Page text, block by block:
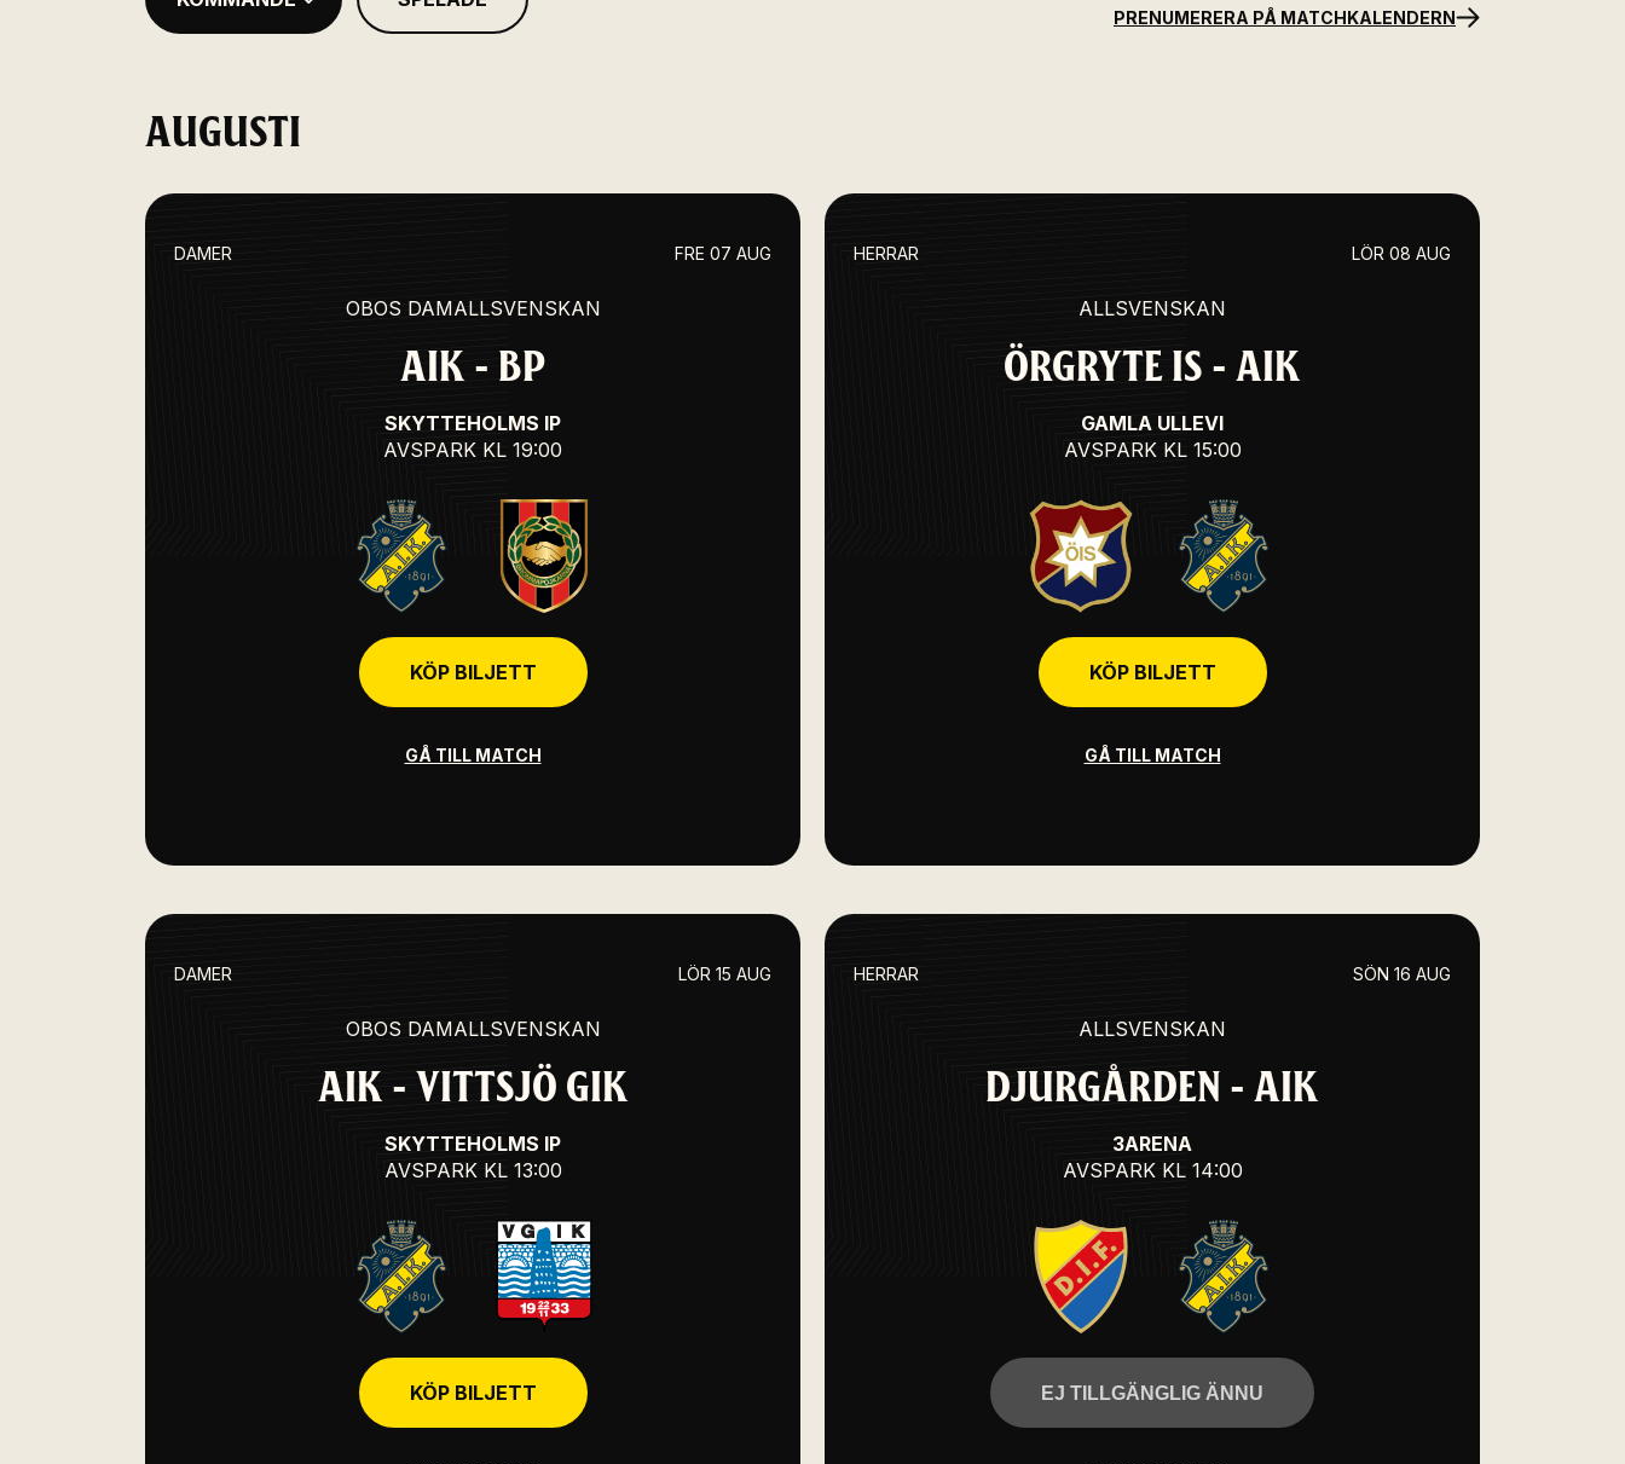
PRENUMERERA PÅ MATCHKALENDERN
AUGUSTI
DAMER FRE 07 AUG
OBOS DAMALLSVENSKAN
AIK - BP
SKYTTEHOLMS IP
AVSPARK KL 19:00
KÖP BILJETT
GÅ TILL MATCH
HERRAR LÖR 08 AUG
ALLSVENSKAN
ÖRGRYTE IS - AIK
GAMLA ULLEVI
AVSPARK KL 15:00
KÖP BILJETT
GÅ TILL MATCH
DAMER LÖR 15 AUG
OBOS DAMALLSVENSKAN
AIK - VITTSJÖ GIK
SKYTTEHOLMS IP
AVSPARK KL 13:00
KÖP BILJETT
HERRAR SÖN 16 AUG
ALLSVENSKAN
DJURGÅRDEN - AIK
3ARENA
AVSPARK KL 14:00
EJ TILLGÄNGLIG ÄNNU